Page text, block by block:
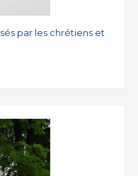
par les chrétiens et